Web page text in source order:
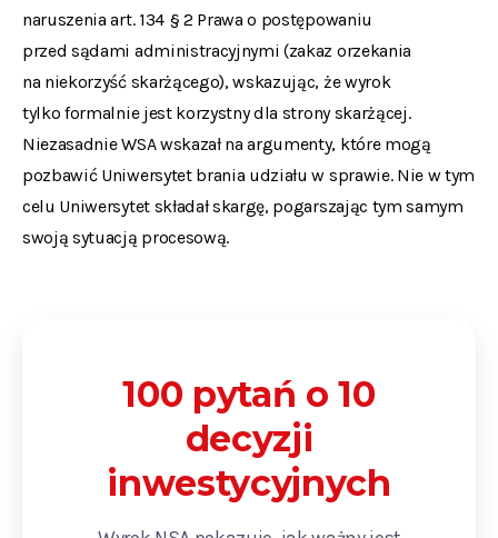
naruszenia art. 134 § 2 Prawa o postępowaniu
przed sądami administracyjnymi (zakaz orzekania
na niekorzyść skarżącego), wskazując, że wyrok
tylko formalnie jest korzystny dla strony skarżącej.
Niezasadnie WSA wskazał na argumenty, które mogą
pozbawić Uniwersytet brania udziału w sprawie. Nie w tym
celu Uniwersytet składał skargę, pogarszając tym samym
swoją sytuacją procesową.
100 pytań o 10
decyzji
inwestycyjnych